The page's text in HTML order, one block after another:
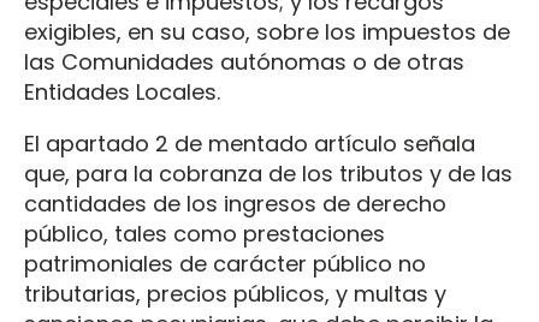
exigibles, en su caso, sobre los impuestos de
las Comunidades autónomas o de otras
Entidades Locales.
El apartado 2 de mentado artículo señala
que, para la cobranza de los tributos y de las
cantidades de los ingresos de derecho
público, tales como prestaciones
patrimoniales de carácter público no
tributarias, precios públicos, y multas y